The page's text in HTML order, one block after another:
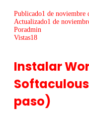
Publicado1 de noviembre
Actualizado1 de
Poradmin
Vistas18
Instalar
paso)